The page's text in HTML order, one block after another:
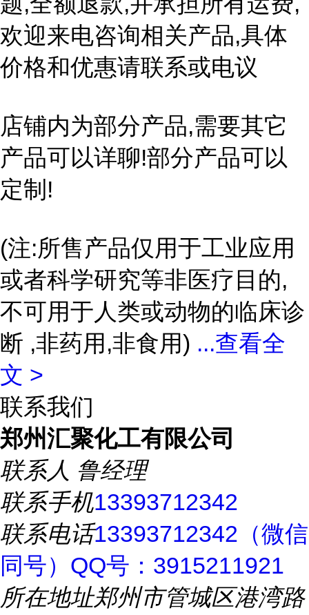
欢迎来电咨询相关产品,具体
价格和优惠请联系或电议
店铺内为部分产品,需要其它
产品可以详聊!部分产品可以
定制!
(注:所售产品仅用于工业应用
或者科学研究等非医疗目的,
不可用于人类或动物的临床诊
断 ,非药用,非食用) ...查看全
文 >
联系我们
郑州汇聚化工有限公司
联系人 鲁经理
联系手机13393712342
联系电话13393712342（微信
同号）QQ号：3915211921
所在地址郑州市管城区港湾路